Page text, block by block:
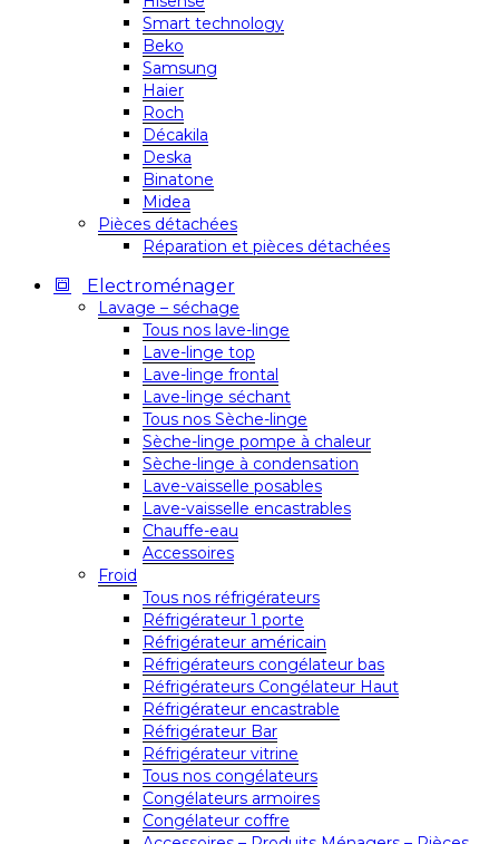
Smart technology
Beko
Samsung
Haier
Roch
Décakila
Deska
Binatone
Midea
Pièces détachées
Réparation et pièces détachées
Electroménager
Lavage – séchage
Tous nos lave-linge
Lave-linge top
Lave-linge frontal
Lave-linge séchant
Tous nos Sèche-linge
Sèche-linge pompe à chaleur
Sèche-linge à condensation
Lave-vaisselle posables
Lave-vaisselle encastrables
Chauffe-eau
Accessoires
Froid
Tous nos réfrigérateurs
Réfrigérateur 1 porte
Réfrigérateur américain
Réfrigérateurs congélateur bas
Réfrigérateurs Congélateur Haut
Réfrigérateur encastrable
Réfrigérateur Bar
Réfrigérateur vitrine
Tous nos congélateurs
Congélateurs armoires
Congélateur coffre